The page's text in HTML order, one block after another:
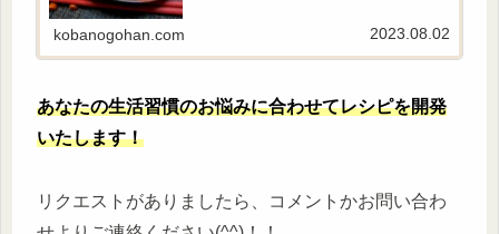
kobanogohan.com 2023.08.02
あなたの生活習慣のお悩みに合わせてレシピを開発
いたします！
リクエストがありましたら、コメントかお問い合わ